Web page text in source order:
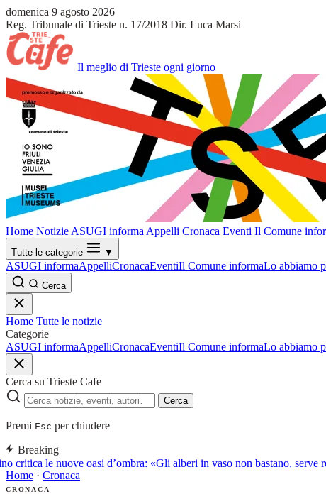
domenica 9 agosto 2026
Reg. Tribunale di Trieste n. 17/2018 Dir. Luca Marsi
Il meglio di Trieste ogni giorno
Home Notizie ASUGI informa Appelli Cronaca Eventi Il Comune
Tutte le categorie ▼
ASUGI informaAppelliCronacaEventiIl Comune informaLo abbiamo
Cerca
Home Tutte le notizie
Categorie
ASUGI informaAppelliCronacaEventiIl Comune informaLo abbiamo
Cerca su Trieste Cafe
Cerca
Premi Esc per chiudere
Breaking
critica le nuove oasi d’ombra: «Gli alberi in vaso non bastano, serve
Home · Cronaca
CRONACA